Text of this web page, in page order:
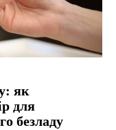
як
для
безладу